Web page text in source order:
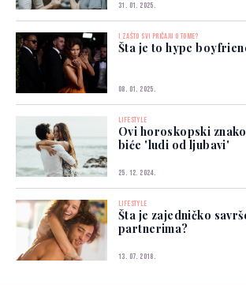
31. 01. 2025.
I ZAŠTO SVI PRIČAJU O TOME?
Šta je to hype
08. 01. 2025.
LIFESTYLE
Ovi horoskopski
biće 'ludi od ljubavi'
25. 12. 2024.
LIFESTYLE
Šta je zajedničko
partnerima?
13. 07. 2018.